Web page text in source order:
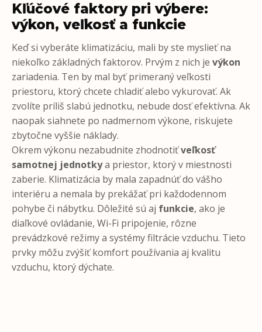
Kľúčové faktory pri výbere:
výkon, veľkosť a funkcie
Keď si vyberáte klimatizáciu, mali by ste myslieť na
niekoľko základných faktorov. Prvým z nich je výkon
zariadenia. Ten by mal byť primeraný veľkosti
priestoru, ktorý chcete chladiť alebo vykurovať. Ak
zvolíte príliš slabú jednotku, nebude dosť efektívna. Ak
naopak siahnete po nadmernom výkone, riskujete
zbytočne vyššie náklady.
Okrem výkonu nezabudnite zhodnotiťveľkosť
samotnej jednotkya priestor, ktorý v miestnosti
zaberie. Klimatizácia by mala zapadnúť do vášho
interiéru a nemala by prekážať pri každodennom
pohybe či nábytku. Dôležité sú aj funkcie, ako je
diaľkové ovládanie, Wi-Fi pripojenie, rôzne
prevádzkové režimy a systémy filtrácie vzduchu. Tieto
prvky môžu zvýšiť komfort používania aj kvalitu
vzduchu, ktorý dýchate.